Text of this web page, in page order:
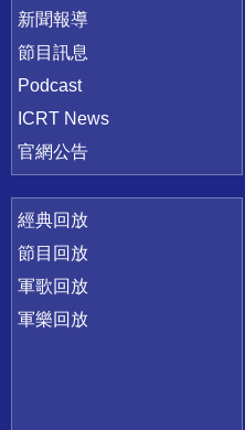
新聞報導
節目訊息
Podcast
ICRT News
官網公告
經典回放
節目回放
軍歌回放
軍樂回放